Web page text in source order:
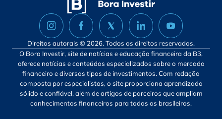
Direitos autorais © 2026. Todos os direitos reservados.
O Bora Investir, site de notícias e educação financeira da B3,
oferece notícias e conteúdos especializados sobre o mercado
financeiro e diversos tipos de investimentos. Com redação
composta por especialistas, o site proporciona aprendizado
sólido e confiável, além de artigos de parceiros que ampliam
conhecimentos financeiros para todos os brasileiros.